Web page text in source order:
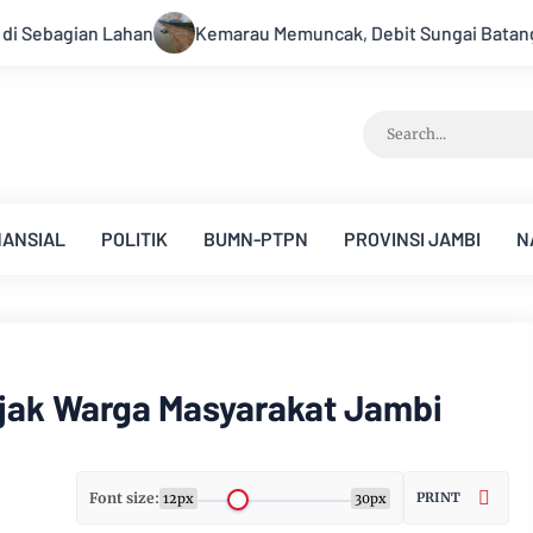
Debit Sungai Batanghari Terus Menyusut, Jambi Hadapi
POLITIK BUMN-PTPN PROVINSI JAMBI
Warga Masyarakat Jambi
Font size: 12px 30px PRINT